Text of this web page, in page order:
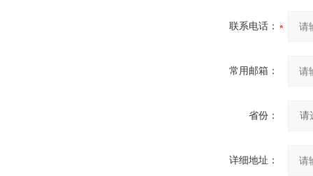
联系电话：
常用邮箱：
省份：
详细地址：